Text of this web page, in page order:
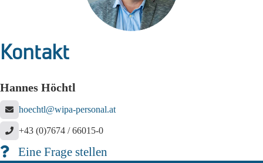
Kontakt
Hannes Höchtl
hoechtl@wipa-personal.at
+43 (0)7674 / 66015-0
Eine Frage stellen